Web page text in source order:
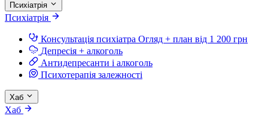
Психіатрія
Психіатрія
Консультація психіатра Огляд + план від 1 200 грн
Депресія + алкоголь
Антидепресанти і алкоголь
Психотерапія залежності
Хаб
Хаб